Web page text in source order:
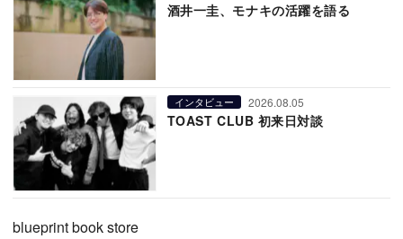
酒井一圭、モナキの活躍を語る
インタビュー 2026.08.05
TOAST CLUB 初来日対談
blueprint book store